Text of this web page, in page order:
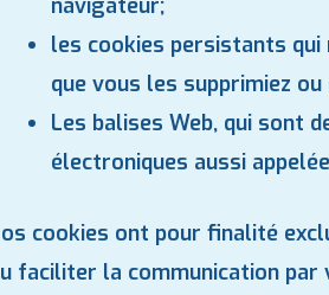
navigateur;
les cookies persistants qui
que vous les supprimiez ou
Les balises Web, qui sont
électroniques aussi
cookies ont pour finalité
faciliter la communication par